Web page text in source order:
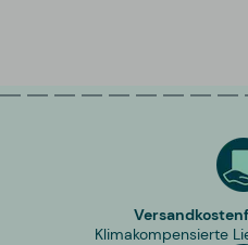
Klimakompensierte